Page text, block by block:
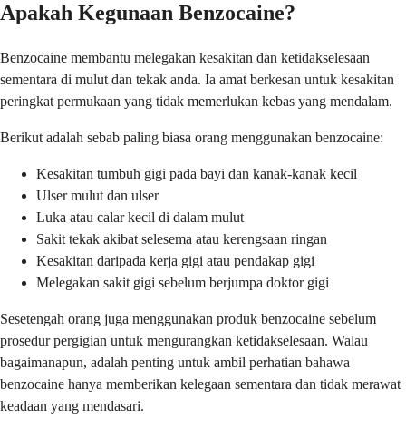
Apakah Kegunaan Benzocaine?
Benzocaine membantu melegakan kesakitan dan ketidakselesaan
sementara di mulut dan tekak anda. Ia amat berkesan untuk kesakitan
peringkat permukaan yang tidak memerlukan kebas yang mendalam.
Berikut adalah sebab paling biasa orang menggunakan benzocaine:
Kesakitan tumbuh gigi pada bayi dan kanak-kanak kecil
Ulser mulut dan ulser
Luka atau calar kecil di dalam mulut
Sakit tekak akibat selesema atau kerengsaan ringan
Kesakitan daripada kerja gigi atau pendakap gigi
Melegakan sakit gigi sebelum berjumpa doktor gigi
Sesetengah orang juga menggunakan produk benzocaine sebelum
prosedur pergigian untuk mengurangkan ketidakselesaan. Walau
bagaimanapun, adalah penting untuk ambil perhatian bahawa
benzocaine hanya memberikan kelegaan sementara dan tidak merawat
keadaan yang mendasari.